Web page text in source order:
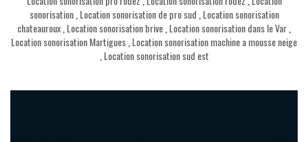
sonorisation, Location sonorisation de pro sud Location sonorisation
chateauroux Location sonorisation brive Location sonorisation dans le Var
Location sonorisation Martigues Location sonorisation machine a mousse neige
Location sonorisation sud est